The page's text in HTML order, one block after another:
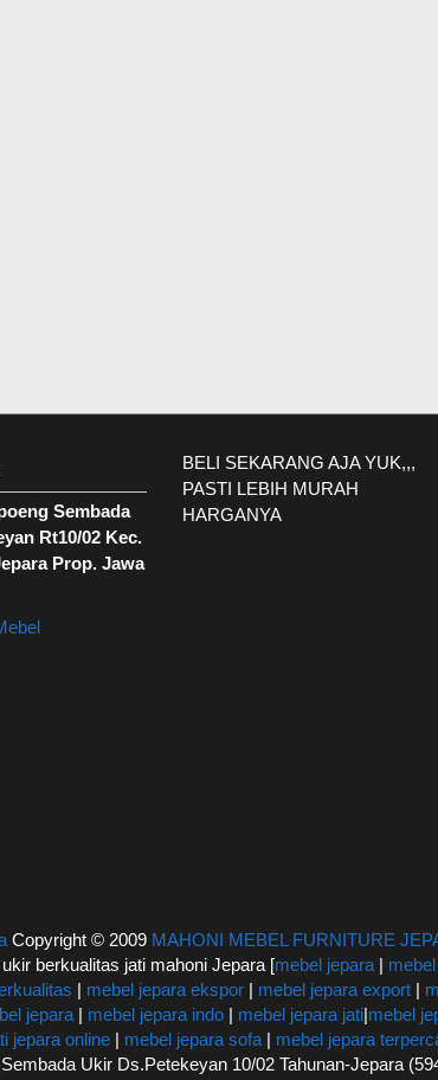
Sembada
Rt10/02 Kec.
Prop. Jawa
BELI SEKARANG AJA YUK,,,
PASTI LEBIH MURAH
HARGANYA
Copyright © 2009 MAHONI MEBEL FURNITURE
berkualitas jati mahoni Jepara [mebel jepara|
| mebel jepara ekspor | mebel jepara export |
jepara | mebel jepara indo | mebel jepara jati|mebel
jepara online| mebel jepara sofa| mebel jepara
Ukir Ds.Petekeyan 10/02 Tahunan-Jepara